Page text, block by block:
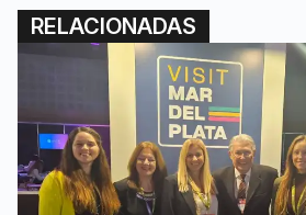
RELACIONADAS